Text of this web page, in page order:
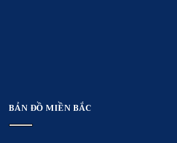
BẢN ĐỒ MIỀN BẮC